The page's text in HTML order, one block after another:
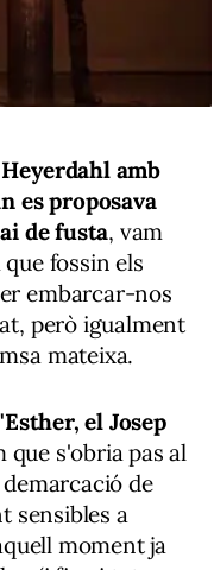
amb
es proposava
de fusta, vam
fossin els
embarcar-nos
però igualment
mateixa.
el Josep
s'obria pas al
de
sensibles a
moment ja